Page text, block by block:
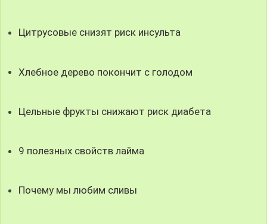
Цитрусовые снизят риск инсульта
Хлебное дерево покончит с голодом
Цельные фрукты снижают риск диабета
9 полезных свойств лайма
Почему мы любим сливы